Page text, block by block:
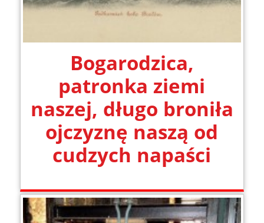
Bogarodzica,
patronka ziemi
naszej, długo broniła
ojczyznę naszą od
cudzych napaści